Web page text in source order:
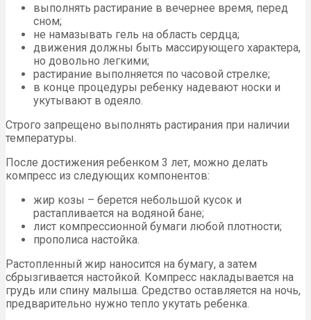
выполнять растирание в вечернее время, перед
сном;
не намазывать гель на область сердца;
движения должны быть массирующего характера,
но довольно легкими;
растирание выполняется по часовой стрелке;
в конце процедуры ребенку надевают носки и
укутывают в одеяло.
Строго запрещено выполнять растирания при наличии
температуры.
После достижения ребенком 3 лет, можно делать
компресс из следующих компонентов:
жир козы – берется небольшой кусок и
растапливается на водяной бане;
лист компрессионной бумаги любой плотности;
прополиса настойка.
Растопленный жир наносится на бумагу, а затем
сбрызгивается настойкой. Компресс накладывается на
грудь или спину малыша. Средство оставляется на ночь,
предварительно нужно тепло укутать ребенка.